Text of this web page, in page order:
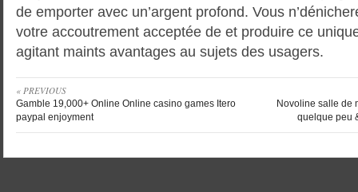
de emporter avec un’argent profond. Vous
votre accoutrement acceptée de et produire ce
agitant maints avantages au sujets des usagers.
« PREVIOUS
Gamble 19,000+ Online Online casino games Itero
paypal enjoyment
Novoline salle de
quelque peu